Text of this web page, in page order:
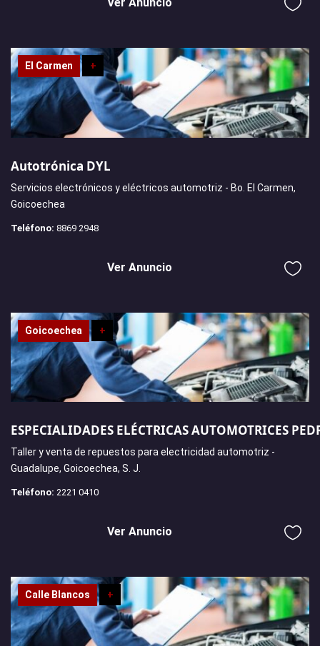
El Carmen +
Autotrónica DYL
Servicios electrónicos y eléctricos automotriz - Bo. El Carmen,
Goicoechea
Teléfono: 8869 2948
Ver Anuncio
Goicoechea +
ESPECIALIDADES ELÉCTRICAS AUTOMOTRICES
Taller y venta de repuestos para electricidad automotriz -
Guadalupe, Goicoechea, S. J.
Teléfono: 2221 0410
Ver Anuncio
Calle Blancos +